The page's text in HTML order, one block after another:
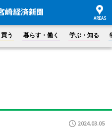
買う 暮らす・働く 学ぶ・知る
2024.03.05